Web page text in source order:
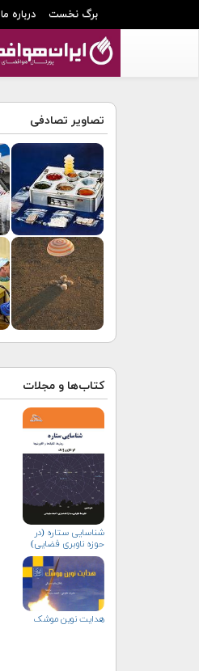
برگ نخست درباره ما
تصاویر تصادفی
کتاب‌ها و مجلات
شناسایی ستاره (در
حوزه ناوبری فضایی)
هدایت نوین موشک